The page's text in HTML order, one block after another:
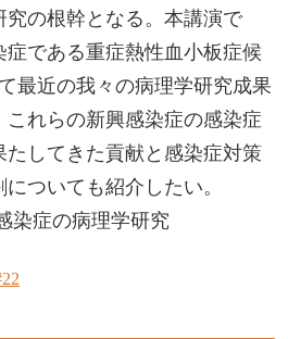
の根幹となる。本講演で
である重症熱性血小板症候
最近の我々の病理学研究成果
これらの新興感染症の感染症
たしてきた貢献と感染症対策
ついても紹介したい。
染症の病理学研究